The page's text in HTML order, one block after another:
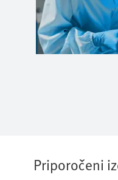
Priporočeni